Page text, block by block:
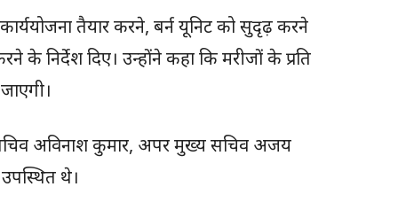
तैयार करने, बर्न यूनिट को सुदृढ़ करने
के निर्देश दिए। उन्होंने कहा कि मरीजों के प्रति
अविनाश कुमार, अपर मुख्य सचिव अजय
थे।